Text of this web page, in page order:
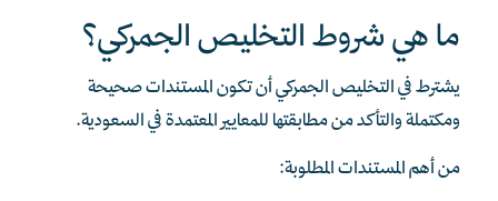
ما هي شروط التخليص الجمركي؟
يشترط في التخليص الجمركي أن تكون المستندات صحيحة
ومكتملة والتأكد من مطابقتها للمعايير المعتمدة في السعودية.
من أهم المستندات المطلوبة: